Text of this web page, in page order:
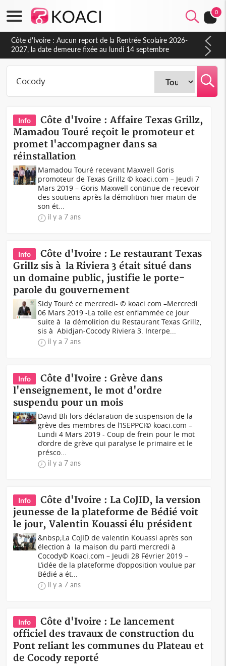
0
Côte d'Ivoire : Indépendance à Blahou, le sous-préfet : « La
fête nous invite à mesurer le chemin parcouru et à renouveler
notre engagement collectif en faveur du développement »
Info
Côte d'Ivoire : Affaire Texas Grillz,
Mamadou Touré reçoit le promoteur et
promet l'accompagner dans sa
réinstallation
Mamadou Touré recevant Maxwell Goris
promoteur de Texas Grillz © koaci.com – Jeudi 7
Mars 2019 – Goris Maxwell continue de recevoir
des soutiens après la démolition hier matin de
son ét...
il y a 7 ans
Info
Côte d'Ivoire : Le restaurant Texas
Grillz sis à la Riviera 3 était situé dans
un domaine public, justifie le porte-
parole du gouvernement
Sidy Touré ce mercredi- © koaci.com –Mercredi
06 Mars 2019 -La toile est enflammée ce jour
suite à la démolition du Restaurant Texas Grillz,
sis à Abidjan-Cocody Riviera 3. Interpe...
il y a 7 ans
Info
Côte d'Ivoire : Grève dans
l'enseignement, le mot d'ordre
suspendu pour un mois
David Bli lors déclaration de suspension de la
grève des membres de l’ISEPPCI© koaci.com –
Lundi 4 Mars 2019 - Coup de frein pour le mot
d’ordre de grève qui paralyse le primaire et le
présco...
il y a 7 ans
Info
Côte d'Ivoire : La CoJID, la version
jeunesse de la plateforme de Bédié voit
le jour, Valentin Kouassi élu président
&nbsp;La CoJID de valentin Kouassi après son
élection à la maison du parti mercredi à
Cocody© Koaci.com – Jeudi 28 Février 2019 –
L’idée de la plateforme d’opposition voulue par
Bédié a ét...
il y a 7 ans
Info
Côte d'Ivoire : Le lancement
officiel des travaux de construction du
Pont reliant les communes du Plateau et
de Cocody reporté